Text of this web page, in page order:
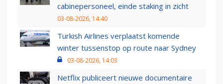
cabinepersoneel, einde staking in zicht
03-08-2026, 14:40
Turkish Airlines verplaatst komende
winter tussenstop op route naar Sydney
03-08-2026, 14:03
Netflix publiceert nieuwe documentaire